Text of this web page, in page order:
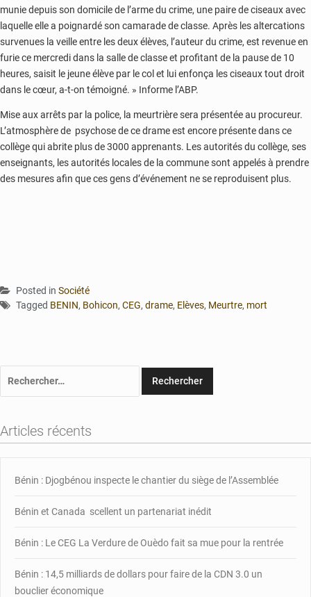
munie depuis son domicile de l’arme du crime, une paire de ciseaux avec
laquelle elle a poignardé son camarade de classe. Après les altercations
survenues la veille entre les deux élèves, l’auteur du crime, est revenue en
furie ce mercredi dans la salle de classe et profitant de la pause de 10
heures, saisit le jeune élève par le col et lui enfonça les ciseaux tout droit
dans le cœur, a-t-on témoigné. » Informe l’ABP.
Mise aux arrêts par la police, la meurtrière sera présentée au procureur.
L’atmosphère de psychose de ce drame est encore présente dans ce
collège qui abrite plus de 3000 apprenants. Les autorités du collège, ses
enseignants, les autorités locales de la commune sont appelés à prendre
des mesures afin que ces gens d’événement ne se reproduisent plus.
Posted in Société
Tagged BENIN, Bohicon, CEG, drame, Elèves, Meurtre, mort
Articles récents
Bénin : Djogbénou inspecte le chantier du siège de l’Assemblée
Bénin et Canada scellent un partenariat inédit
Bénin : Le CEG La Verdure de Ouèdo fait sa mue pour la rentrée
Bénin : 14,5 milliards de dollars pour faire de la CDN 3.0 un
bouclier économique